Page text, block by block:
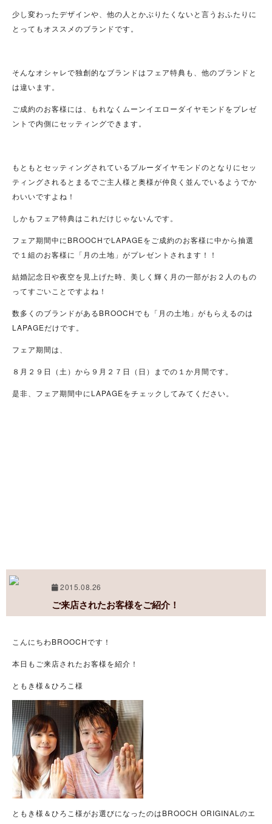
少し変わったデザインや、他の人とかぶりたくないと言うおふたりに
とってもオススメのブランドです。
そんなオシャレで独創的なブランドはフェア特典も、他のブランドと
は違います。
ご成約のお客様には、もれなくムーンイエローダイヤモンドをプレゼ
ントで内側にセッティングできます。
もともとセッティングされているブルーダイヤモンドのとなりにセッ
ティングされるとまるでご主人様と奥様が仲良く並んでいるようでか
わいいですよね！
しかもフェア特典はこれだけじゃないんです。
フェア期間中にBROOCHでLAPAGEをご成約のお客様に中から抽選
で１組のお客様に「月の土地」がプレゼントされます！！
結婚記念日や夜空を見上げた時、美しく輝く月の一部がお２人のもの
ってすごいことですよね！
数多くのブランドがあるBROOCHでも「月の土地」がもらえるのは
LAPAGEだけです。
フェア期間は、
８月２９日（土）から９月２７日（日）までの１か月間です。
是非、フェア期間中にLAPAGEをチェックしてみてください。
2015.08.26
ご来店されたお客様をご紹介！
こんにちわBROOCHです！
本日もご来店されたお客様を紹介！
ともき様＆ひろこ様
ともき様＆ひろこ様がお選びになったのはBROOCH ORIGINALのエ